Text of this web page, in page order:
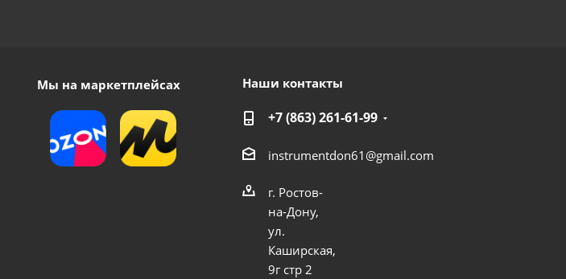
Мы на маркетплейсах Наши контакты
+7 (863) 261-61-99
instrumentdon61@gmail.com
г. Ростов-
на-Дону,
ул.
Каширская,
9г стр 2